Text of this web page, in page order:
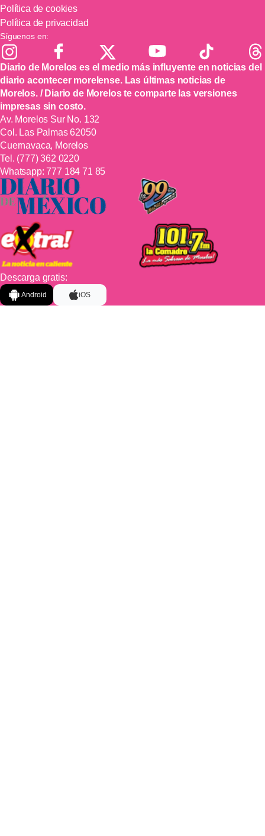
Política de cookies
Política de privacidad
Síguenos en:
Diario de Morelos es el medio más influyente en noticias del
diario acontecer morelense. Las últimas noticias de
Morelos. / Diario de Morelos te comparte las versiones
impresas sin costo.
Av. Morelos Sur No. 132
Col. Las Palmas 62050
Cuernavaca, Morelos
Tel. (777) 362 0220
Whatsapp:777 184 71 85
Descarga gratis:
Android iOS